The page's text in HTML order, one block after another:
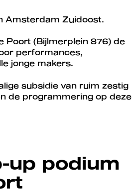
Amsterdam Zuidoost.
Poort (Bijlmerplein 876) de
performances,
jonge makers.
subsidie van ruim zestig
de programmering op deze
up podium